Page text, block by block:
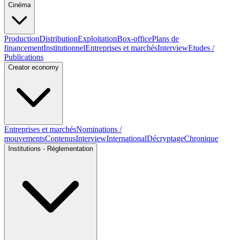
Cinéma
ProductionDistributionExploitationBox-officePlans de
financementInstitutionnelEntreprises et marchésInterviewEtudes /
Publications
Creator economy
Entreprises et marchésNominations /
mouvementsContenusInterviewInternationalDécryptageChronique
Institutions - Réglementation